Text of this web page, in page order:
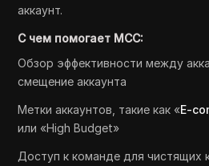
аккаунт.
С чем помогает MCC:
Обзор эффективности между
смещение аккаунта
Метки аккаунтов, такие как «E-
или «High Budget»
Доступ к команде для чистящих